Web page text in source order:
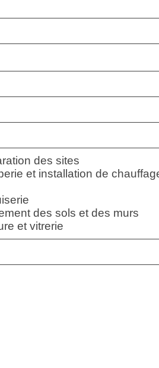
des sites
et installation de
des sols et des murs
et vitrerie